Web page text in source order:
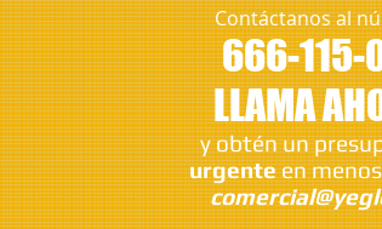
Contáctanos al
666-115-
LLAMA
y obtén un
urgenteen